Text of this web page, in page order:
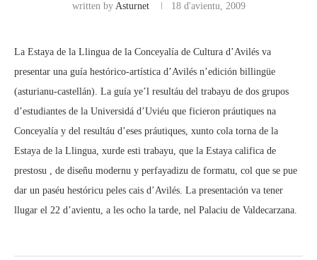
written by Asturnet 18 d'avientu, 2009
La Estaya de la Llingua de la Conceyalía de Cultura d’Avilés va
presentar una guía hestórico-artística d’Avilés n’edición billingüe
(asturianu-castellán). La guía ye’l resultáu del trabayu de dos grupos
d’estudiantes de la Universidá d’Uviéu que ficieron práutiques na
Conceyalía y del resultáu d’eses práutiques, xunto cola torna de la
Estaya de la Llingua, xurde esti trabayu, que la Estaya califica de
prestosu , de diseñu modernu y perfayadizu de formatu, col que se pue
dar un paséu hestóricu peles cais d’Avilés. La presentación va tener
llugar el 22 d’avientu, a les ocho la tarde, nel Palaciu de Valdecarzana.